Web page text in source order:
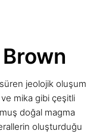
jeolojik oluşum
mika gibi çeşitli
doğal magma
oluşturduğu